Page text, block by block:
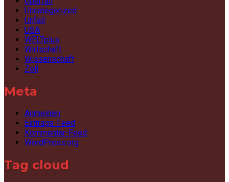
Uncategorized
Unfall
USA
WELTplus
Wirtschaft
Wissenschaft
Zoll
Meta
Anmelden
Eintrags-Feed
Kommentar-Feed
WordPress.org
Tag cloud